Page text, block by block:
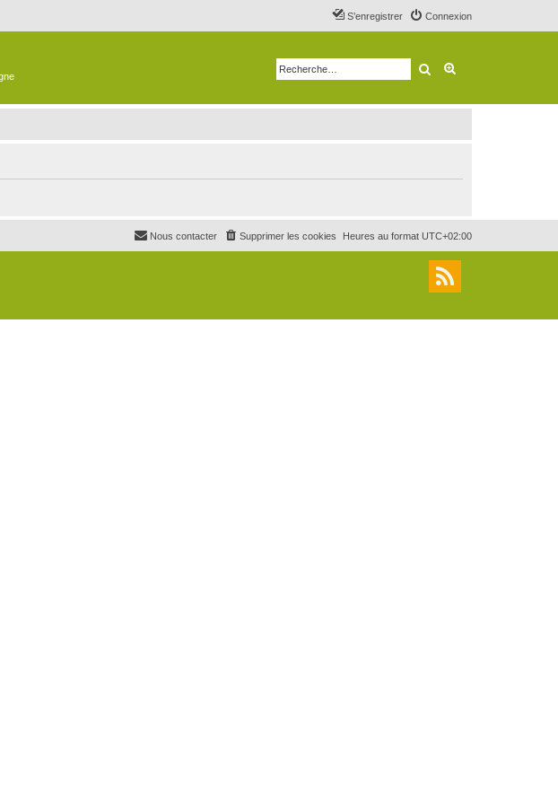
Connexion
S’enregistrer
Rechercher
Heures au format UTC+02:00
Supprimer les cookies
Nous contacter